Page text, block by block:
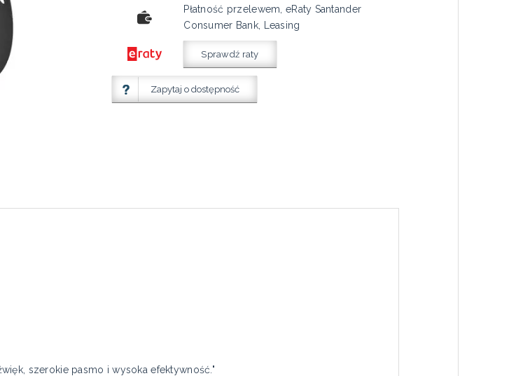
Płatność przelewem, eRaty Santander
Consumer Bank, Leasing
Sprawdź raty
Zapytaj o dostępność
szerokie pasmo i wysoka efektywność."